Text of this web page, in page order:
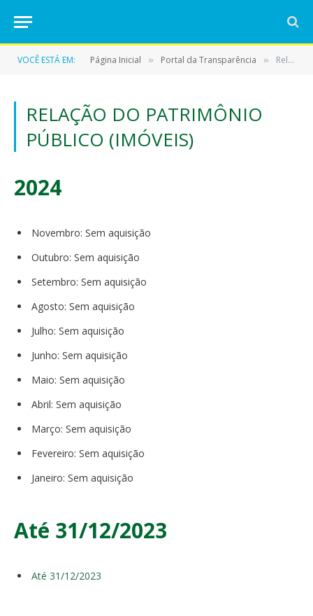
VOCÊ ESTÁ EM: Página Inicial » Portal da Transparência » Relação do Patrimônio Público (IMÓVEIS)
RELAÇÃO DO PATRIMÔNIO
PÚBLICO (IMÓVEIS)
2024
Novembro: Sem aquisição
Outubro: Sem aquisição
Setembro: Sem aquisição
Agosto: Sem aquisição
Julho: Sem aquisição
Junho: Sem aquisição
Maio: Sem aquisição
Abril: Sem aquisição
Março: Sem aquisição
Fevereiro: Sem aquisição
Janeiro: Sem aquisição
Até 31/12/2023
Até 31/12/2023